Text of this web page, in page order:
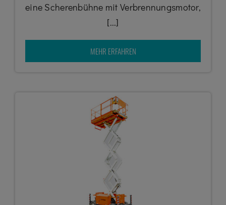
eine Scherenbühne mit Verbrennungsmotor,
[...]
MEHR ERFAHREN